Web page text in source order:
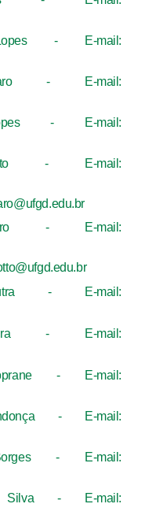
- E-mail:
- E-mail:
- E-mail:
- E-mail:
- E-mail:
- E-mail:
- E-mail:
- E-mail:
- E-mail:
- E-mail:
Silva - E-mail: